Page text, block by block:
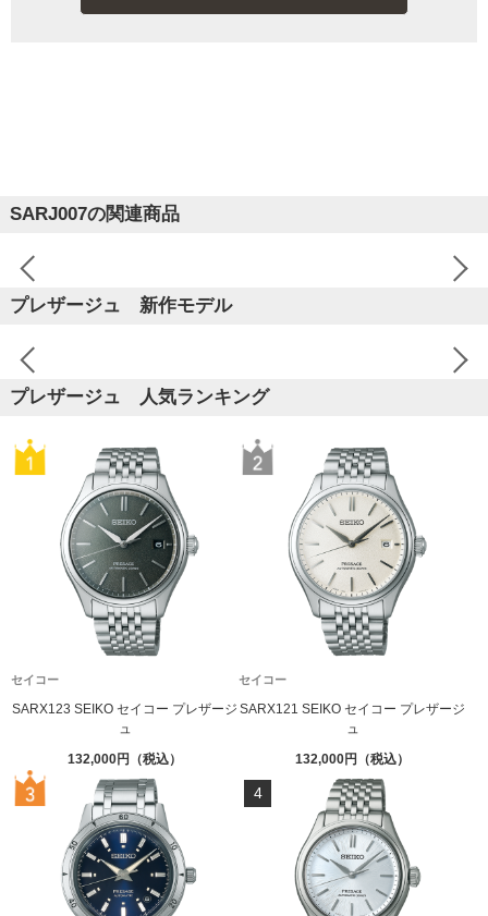
SARJ007の関連商品
プレザージュ 新作モデル
プレザージュ 人気ランキング
セイコー
SARX123 SEIKO セイコー プレザージ
ュ
132,000
セイコー
SARX121 SEIKO セイコー プレザージ
ュ
132,000
4